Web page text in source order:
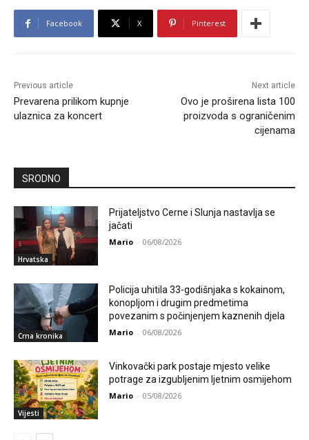
Facebook X Pinterest
Previous article
Prevarena prilikom kupnje
ulaznica za koncert
Next article
Ovo je proširena lista 100
proizvoda s ograničenim
cijenama
SRODNO
Hrvatska
Prijateljstvo Cerne i Slunja nastavlja se
jačati
Mario - 06/08/2026
Crna kronika
Policija uhitila 33-godišnjaka s kokainom,
konopljom i drugim predmetima
povezanim s počinjenjem kaznenih djela
Mario - 06/08/2026
Vijesti
Vinkovački park postaje mjesto velike
potrage za izgubljenim ljetnim osmijehom
Mario - 05/08/2026